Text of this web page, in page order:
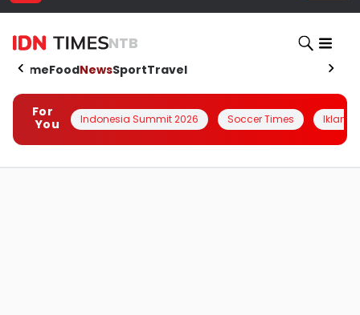
NTB
HomeFoodNewsSportTravel
For
You
Indonesia Summit 2026 Soccer Times Iklanin